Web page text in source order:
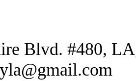
Blvd. #480,